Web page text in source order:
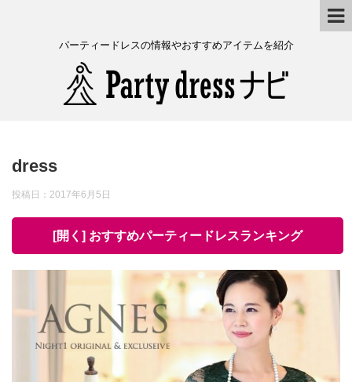
パーティードレスの情報やおすすめアイテムを紹介
dress
投稿日： 2017年6月5日
[開く] おすすめパーティードレスランキング